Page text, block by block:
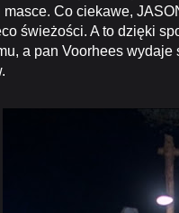
masce. Co ciekawe,
świeżości. A to dzięki
a pan Voorhees